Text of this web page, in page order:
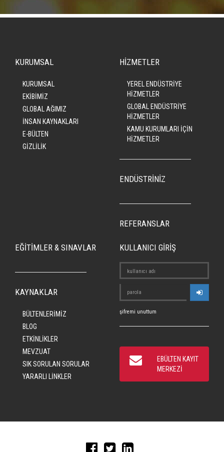
KURUMSAL
KURUMSAL
EKİBİMİZ
GLOBAL AĞIMIZ
İNSAN KAYNAKLARI
E-BÜLTEN
GİZLİLİK
HİZMETLER
YEREL ENDÜSTRİYE
HİZMETLER
GLOBAL ENDÜSTRİYE
HİZMETLER
KAMU KURUMLARI İÇİN
HİZMETLER
ENDÜSTRİNİZ
REFERANSLAR
EĞİTİMLER & SINAVLAR
KAYNAKLAR
BÜLTENLERİMİZ
BLOG
ETKİNLİKLER
MEVZUAT
SIK SORULAN SORULAR
YARARLI LİNKLER
KULLANICI GİRİŞ
şifremi unuttum
EBÜLTEN KAYIT
MERKEZİ